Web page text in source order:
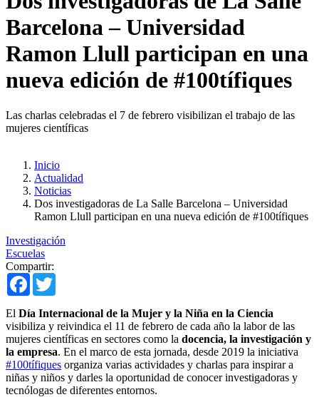
Barcelona – Universidad
Ramon Llull participan en una
nueva edición de #100tífiques
Las charlas celebradas el 7 de febrero visibilizan el trabajo de las
mujeres científicas
Inicio
Actualidad
Noticias
Dos investigadoras de La Salle Barcelona – Universidad
Ramon Llull participan en una nueva edición de #100tífiques
Investigación
Escuelas
Compartir:
Facebook
El Día Internacional de la Mujer y la Niña en la Ciencia
visibiliza y reivindica el 11 de febrero de cada año la labor de las
mujeres científicas en sectores como la docencia, la investigación y
la empresa. En el marco de esta jornada, desde 2019 la iniciativa
#100tífiques organiza varias actividades y charlas para inspirar a
niñas y niños y darles la oportunidad de conocer investigadoras y
tecnólogas de diferentes entornos.